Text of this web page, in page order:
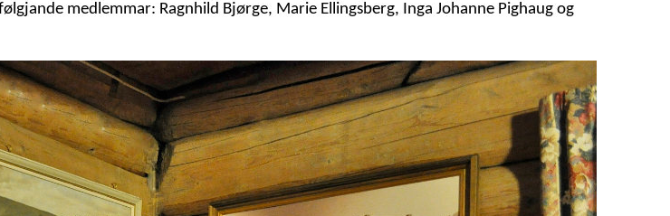
medlemmar: Ragnhild Bjørge, Marie Ellingsberg, Inga Johanne Pighaug og